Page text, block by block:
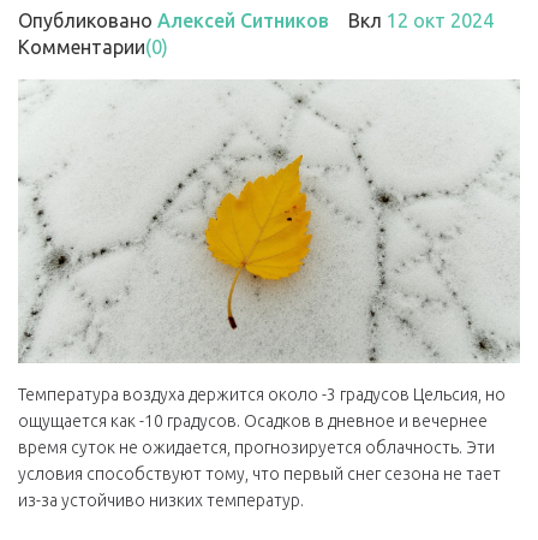
Опубликовано Алексей Ситников Вкл 12 окт 2024
Комментарии(0)
Температура воздуха держится около -3 градусов Цельсия, но
ощущается как -10 градусов. Осадков в дневное и вечернее
время суток не ожидается, прогнозируется облачность. Эти
условия способствуют тому, что первый снег сезона не тает
из-за устойчиво низких температур.